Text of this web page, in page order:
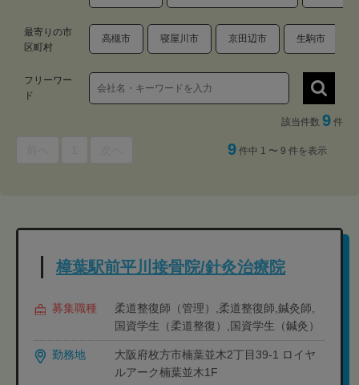
最寄りの市
区町村
高槻市 寝屋川市 京田辺市 生駒市
フリーワー
ド
該当件数 9 件
9 件中 1 〜 9 件を表示
樟葉駅前平川接骨院/針灸治療院
募集職種
柔道整復師（管理）,柔道整復師,鍼灸師,
国資学生（柔道整復）,国資学生（鍼灸）
勤務地
大阪府枚方市楠葉並木2丁目39-1 ロイヤ
ルアーク楠葉並木1F